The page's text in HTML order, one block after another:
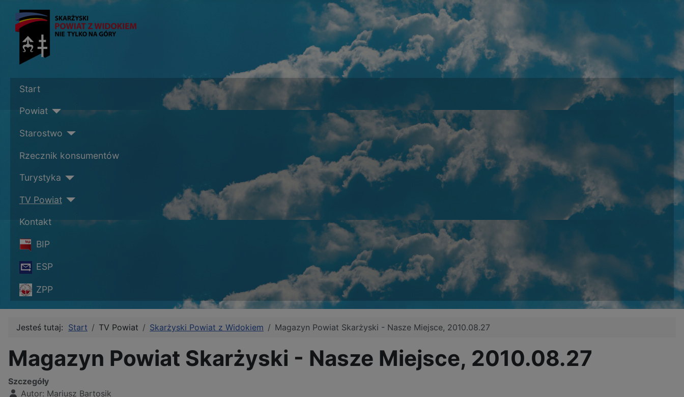
Start
Powiat
Starostwo
Rzecznik konsumentów
Turystyka
TV Powiat
Kontakt
BIP
ESP
ZPP
Jesteś tutaj: Start TV Powiat Skarżyski Powiat z Widokiem Magazyn Powiat Skarżyski - Nasze Miejsce, 2010.08.27
Magazyn Powiat Skarżyski - Nasze Miejsce, 2010.08.27
Szczegóły
Autor: Mariusz Bartosik